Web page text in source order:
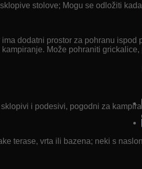
stolove; Mogu se odložiti
dodatni prostor za pohranu
Može pohraniti
i podesivi, pogodni za
terase, vrta ili bazena; neki s